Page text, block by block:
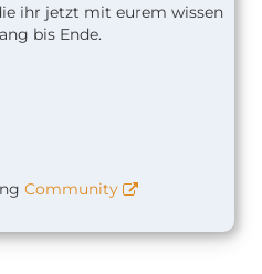
ihr jetzt mit eurem wissen
bis Ende.
Community